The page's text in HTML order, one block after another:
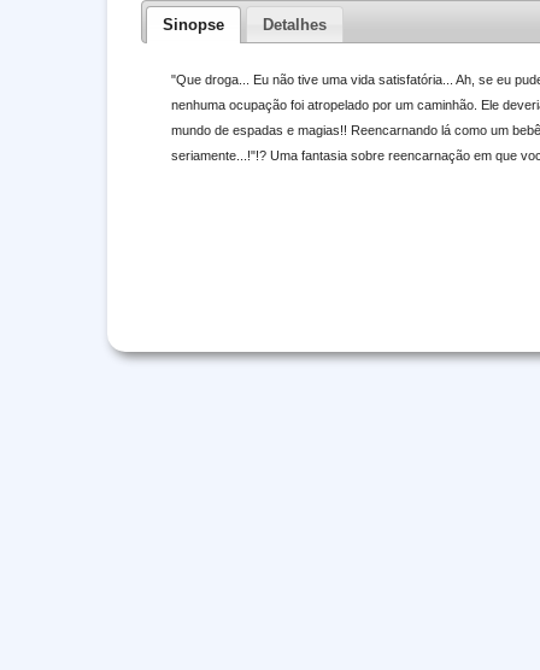
Sinopse Detalhes
"Que droga... Eu não tive uma vida satisfatória... Ah, se eu
nenhuma ocupação foi atropelado por um caminhão. Ele
mundo de espadas e magias!! Reencarnando lá como um
seriamente...!"!? Uma fantasia sobre reencarnação em que